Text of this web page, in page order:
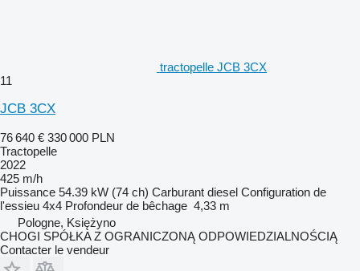
tractopelle JCB 3CX
11
JCB 3CX
76 640 € 330 000 PLN
Tractopelle
2022
425 m/h
Puissance 54.39 kW (74 ch) Carburant diesel Configuration de
l'essieu 4x4 Profondeur de bêchage 4,33 m
Pologne, Księżyno
CHOGI SPÓŁKA Z OGRANICZONĄ ODPOWIEDZIALNOŚCIĄ
Contacter le vendeur